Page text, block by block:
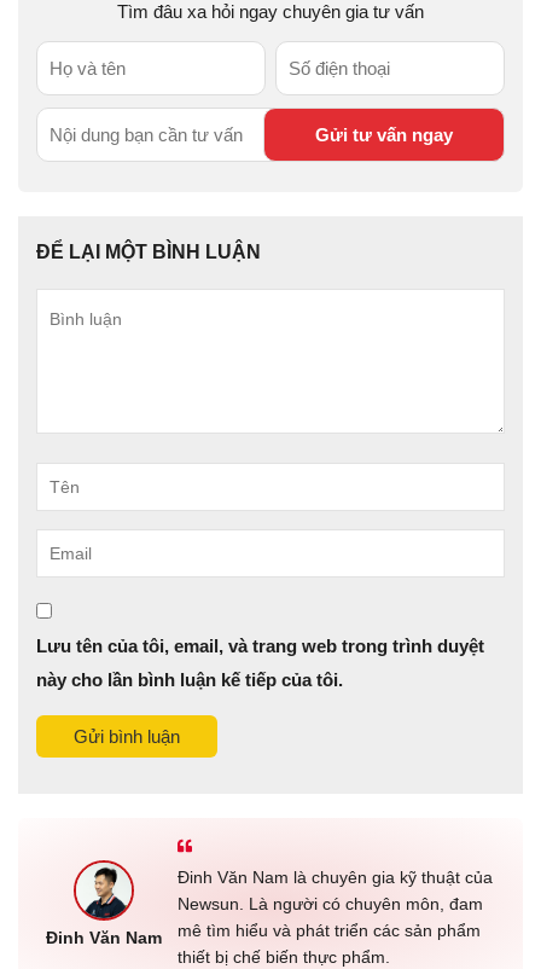
Tìm đâu xa hỏi ngay chuyên gia tư vấn
ĐỂ LẠI MỘT BÌNH LUẬN
Tên
Email
Lưu tên của tôi, email, và trang web trong trình duyệt
này cho lần bình luận kế tiếp của tôi.
Gửi bình luận
Đinh Văn Nam
Đinh Văn Nam là chuyên gia kỹ thuật của
Newsun. Là người có chuyên môn, đam
mê tìm hiểu và phát triển các sản phẩm
thiết bị chế biến thực phẩm.